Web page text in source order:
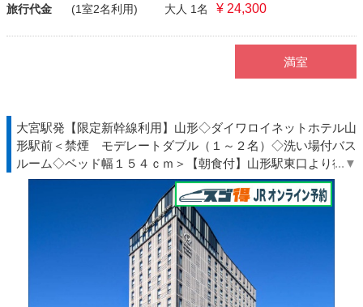
旅行代金 (1室2名利用) 大人 1名 ¥ 24,300
満室
大宮駅発【限定新幹線利用】山形◇ダイワロイネットホテル山
形駅前＜禁煙 モデレートダブル（１～２名）◇洗い場付バス
ルーム◇ベッド幅１５４ｃｍ＞【朝食付】山形駅東口より徒歩
約３分◇ＪＲ駅受取